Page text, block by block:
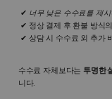
너무 낮은 수수료를 제
정상 결제 후 환불 방식
상담 시 수수료 외 추가
수수료 자체보다는 투명한
니다.